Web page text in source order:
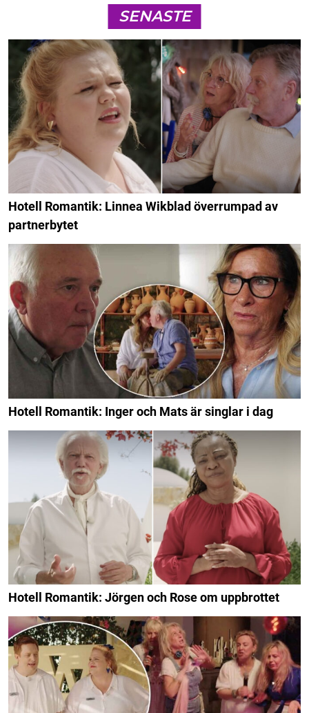
SENASTE
Hotell Romantik: Linnea Wikblad överrumpad av
partnerbytet
Hotell Romantik: Inger och Mats är singlar i dag
Hotell Romantik: Jörgen och Rose om uppbrottet